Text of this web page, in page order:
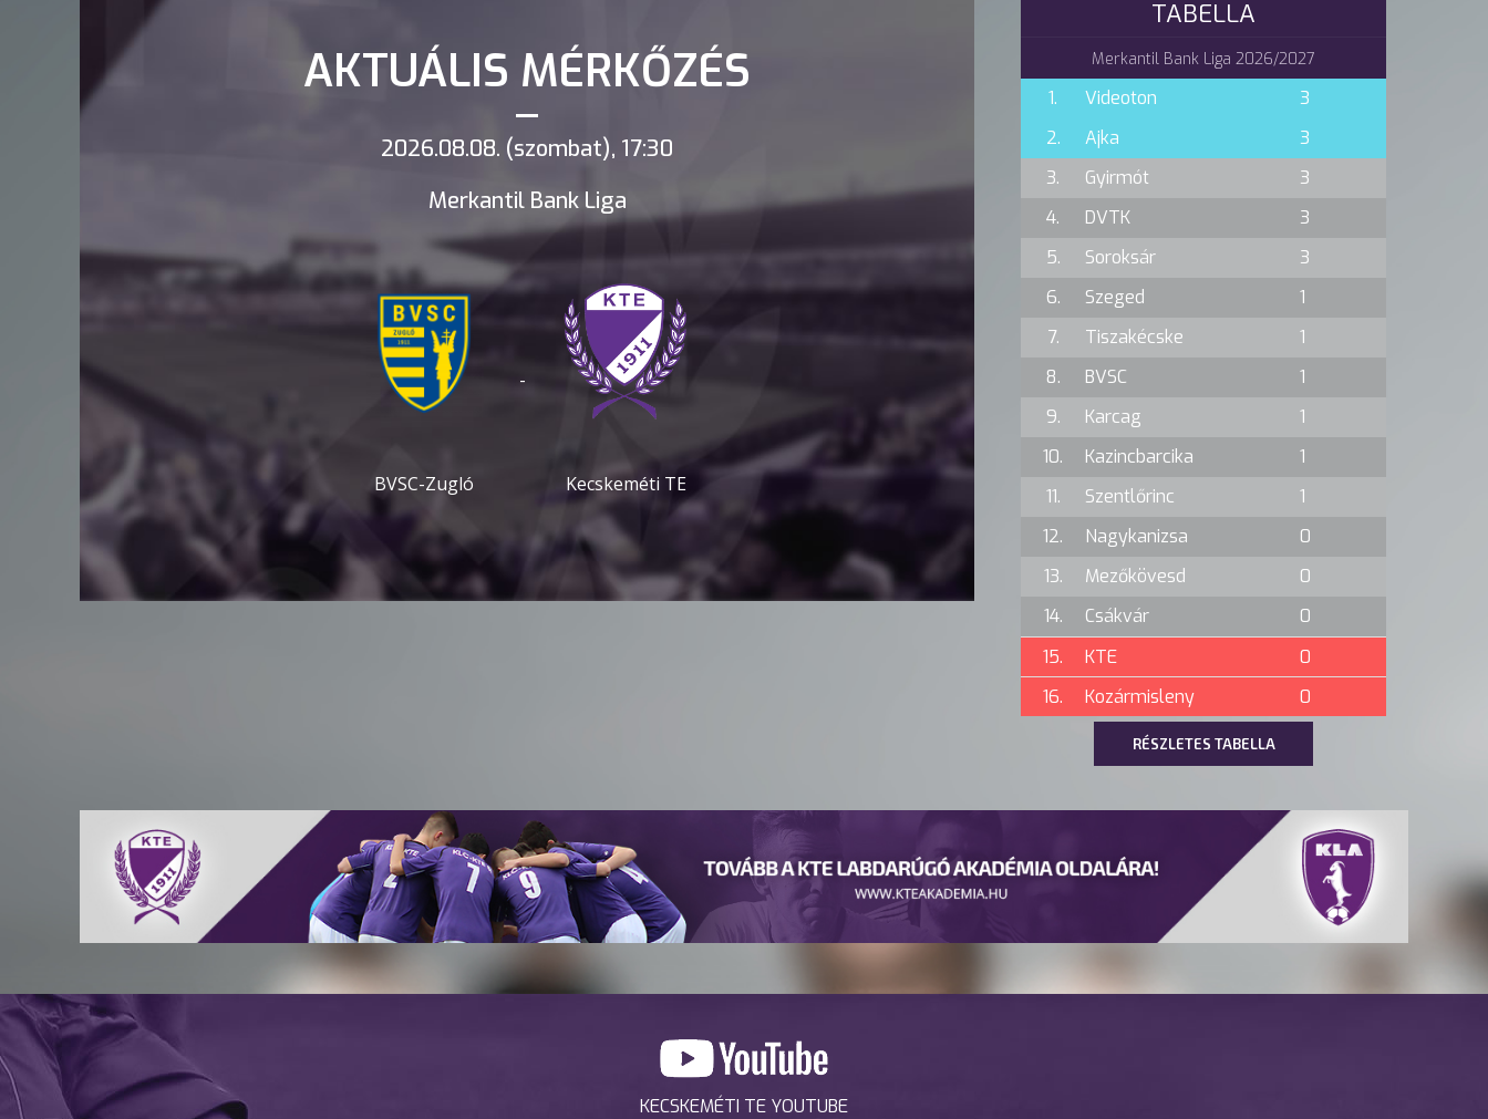
AKTUÁLIS MÉRKŐZÉS
2026.08.08. (szombat), 17:30
Merkantil Bank Liga
BVSC-Zugló
-
Kecskeméti TE
TABELLA
Merkantil Bank Liga 2026/2027
1. Videoton
3
2.
Ajka
3
3.
Gyirmót
3
4.
DVTK
3
5.
Soroksár
3
6.
Szeged
1
7.
Tiszakécske
1
8.
BVSC
1
9.
Karcag
1
10.
Kazincbarcika
1
11.
Szentlőrinc
1
12.
Nagykanizsa
0
13.
Mezőkövesd
0
14.
Csákvár
0
15.
KTE
0
16.
Kozármisleny 0
RÉSZLETES TABELLA
KECSKEMÉTI TE YOUTUBE